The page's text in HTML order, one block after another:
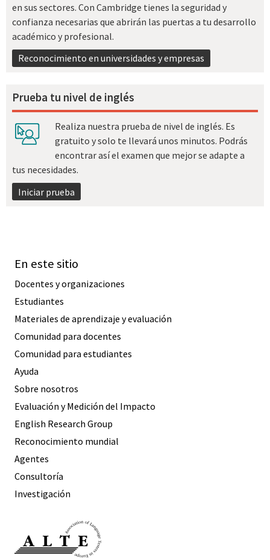
en sus sectores. Con Cambridge tienes la seguridad y
confianza necesarias que abrirán las puertas a tu desarrollo
académico y profesional.
Reconocimiento en universidades y empresas
Prueba tu nivel de inglés
Realiza nuestra prueba de nivel de inglés. Es
gratuito y solo te llevará unos minutos. Podrás
encontrar así el examen que mejor se adapte a
tus necesidades.
Iniciar prueba
En este sitio
Docentes y organizaciones
Estudiantes
Materiales de aprendizaje y evaluación
Comunidad para docentes
Comunidad para estudiantes
Ayuda
Sobre nosotros
Evaluación y Medición del Impacto
English Research Group
Reconocimiento mundial
Agentes
Consultoría
Investigación